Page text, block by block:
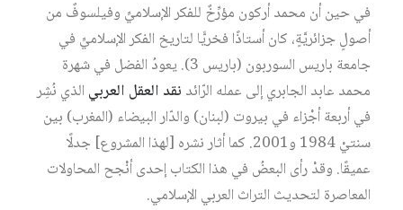
في حين أن محمد أركون مؤرِّخٌ للفكر الإسلاميِّ وفيلسوفٌ من
أصولٍ جزائريَّةٍ، كان أستاذًا فخريًّا لتاريخ الفكر الإسلاميِّ في
جامعة باريس السوربون (باريس 3). يعودُ الفضل في شهرة
محمد عابد الجابري إلى عمله الرّائد نقد العقل العربي الذي نُشِر
في أربعة أجْزاء في بيروت (لبنان) والدّار البيضاء (المغرب) بين
سنتيْ 1984 و2001. كما أثار نشره [لهذا المشروع] جدلًا
عميقًا. وقدْ رأى البعضُ في هذا الكتاب إحدى أنْجح المحاولات
المعاصرة لتحديث التراث العربي الإسلامي.